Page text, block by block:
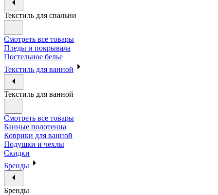
Текстиль для спальни
Смотреть все товары
Пледы и покрывала
Постельное белье
Текстиль для ванной
Текстиль для ванной
Смотреть все товары
Банные полотенца
Коврики для ванной
Подушки и чехлы
Скидки
Бренды
Бренды